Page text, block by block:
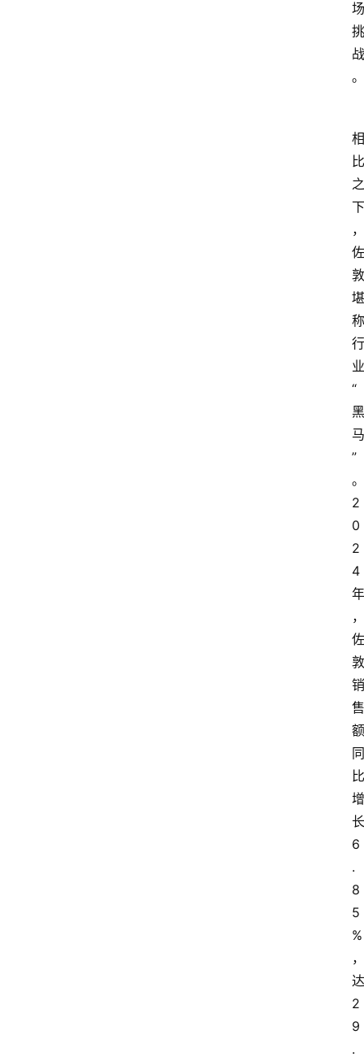
场
挑
战
。
相
比
之
下
，
佐
敦
堪
称
行
业
“
黑
马
”
。
2
0
2
4
年
，
佐
敦
销
售
额
同
比
增
长
6
.
8
5
%
，
达
2
9
.